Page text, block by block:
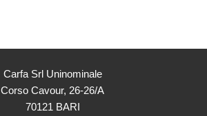
Carfa Srl Uninominale
Corso Cavour, 26-26/A
70121 BARI